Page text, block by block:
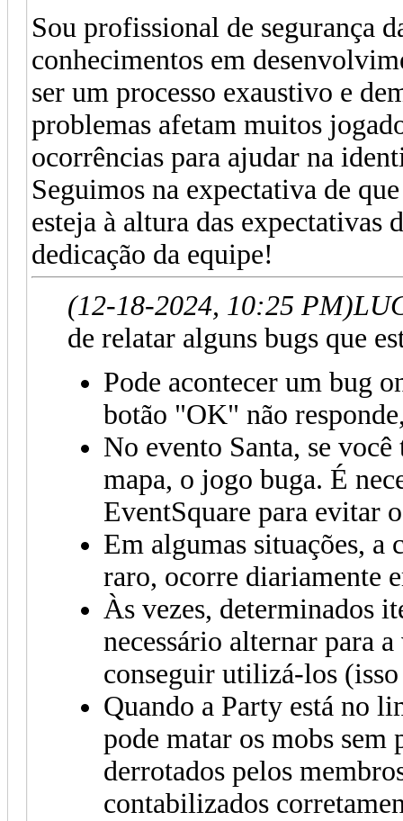
Sou profissional de segurança
conhecimentos em
ser um processo exaustivo e
problemas afetam muitos
ocorrências para ajudar na
Seguimos na expectativa de
esteja à altura das expectativas
dedicação da equipe!
(12-18-2024, 10:25 PM)
de relatar alguns bugs que
Pode acontecer um bug
botão "OK" não
No evento Santa, se
mapa, o jogo buga. É
EventSquare para evitar
Em algumas situações, a
raro, ocorre diariamente
Às vezes, determinados
necessário alternar para
conseguir utilizá-los
Quando a Party está no
pode matar os mobs sem
derrotados pelos
contabilizados